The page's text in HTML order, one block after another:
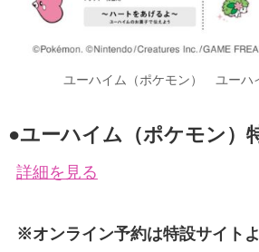
ユーハイム（ポケモン） ユーハ
●ユーハイム（ポケモン）
詳細を見る
※オンライン予約は特設サイト